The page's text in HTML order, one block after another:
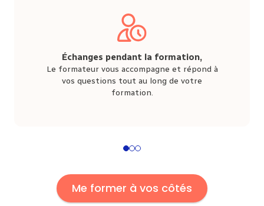
Échanges pendant la formation,
Le formateur vous accompagne et répond à
vos questions tout au long de votre
formation.
123
Me former à vos côtés